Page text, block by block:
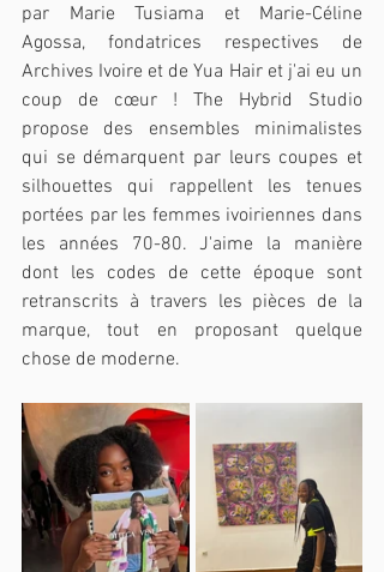
par Marie Tusiama et Marie-Céline
Agossa, fondatrices respectives de
Archives Ivoire et de Yua Hair et j'ai eu un
coup de cœur ! The Hybrid Studio
propose des ensembles minimalistes
qui se démarquent par leurs coupes et
silhouettes qui rappellent les tenues
portées par les femmes ivoiriennes dans
les années 70-80. J'aime la manière
dont les codes de cette époque sont
retranscrits à travers les pièces de la
marque, tout en proposant quelque
chose de moderne.